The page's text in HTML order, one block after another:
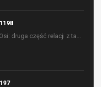
druga część relacji z ta...